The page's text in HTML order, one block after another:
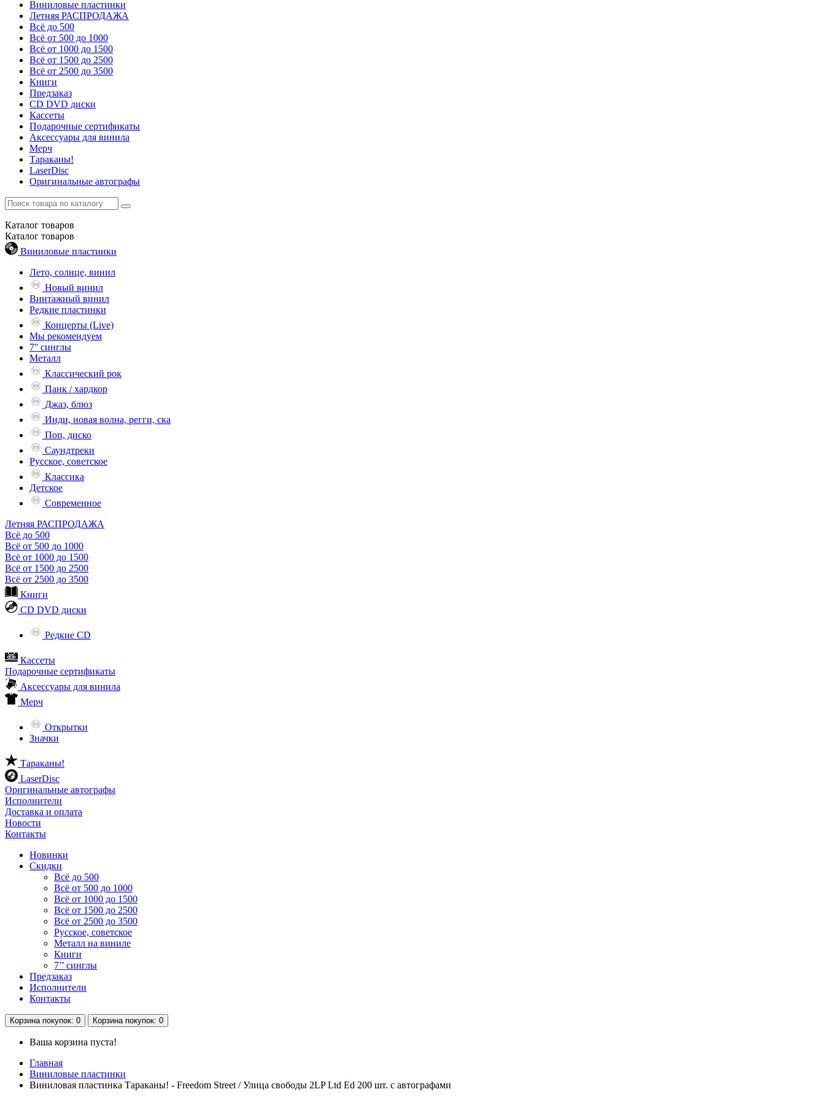
Виниловые пластинки
Летняя РАСПРОДАЖА
Всё до 500
Всё от 500 до 1000
Всё от 1000 до 1500
Всё от 1500 до 2500
Всё от 2500 до 3500
Книги
Предзаказ
CD DVD диски
Кассеты
Подарочные сертификаты
Аксессуары для винила
Мерч
Тараканы!
LaserDisc
Оригинальные автографы
Каталог товаров
Каталог товаров
Виниловые пластинки
Лето, солнце, винил
Новый винил
Винтажный винил
Редкие пластинки
Концерты (Live)
Мы рекомендуем
7'' синглы
Металл
Классический рок
Панк / хардкор
Джаз, блюз
Инди, новая волна, регги, ска
Поп, диско
Саундтреки
Русское, советское
Классика
Детское
Современное
Летняя РАСПРОДАЖА
Всё до 500
Всё от 500 до 1000
Всё от 1000 до 1500
Всё от 1500 до 2500
Всё от 2500 до 3500
Книги
CD DVD диски
Редкие CD
Кассеты
Подарочные сертификаты
Аксессуары для винила
Мерч
Открытки
Значки
Тараканы!
LaserDisc
Оригинальные автографы
Исполнители
Доставка и оплата
Новости
Контакты
Новинки
Скидки
Всё до 500
Всё от 500 до 1000
Всё от 1000 до 1500
Всё от 1500 до 2500
Всё от 2500 до 3500
Русское, советское
Металл на виниле
Книги
7’’ синглы
Предзаказ
Исполнители
Контакты
Корзина покупок: 0 Корзина покупок: 0
Ваша корзина пуста!
Главная
Виниловые пластинки
Виниловая пластинка Тараканы! - Freedom Street / Улица свободы 2LP Ltd Ed 200 шт. с автографами